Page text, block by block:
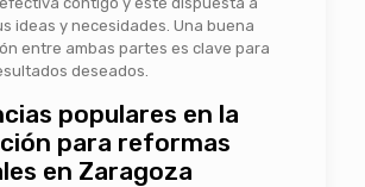
ideas y necesidades. Una buena
entre ambas partes es clave para
deseados.
populares en la
para reformas
en Zaragoza